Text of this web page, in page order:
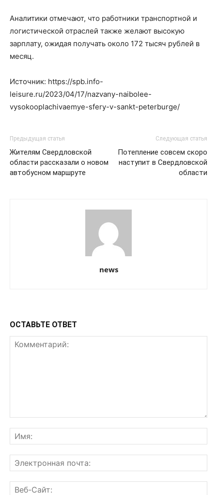
Аналитики отмечают, что работники транспортной и
логистической отраслей также желают высокую
зарплату, ожидая получать около 172 тысяч рублей в
месяц.
Источник: https://spb.info-
leisure.ru/2023/04/17/nazvany-naibolee-
vysokooplachivaemye-sfery-v-sankt-peterburge/
Предыдущая статья
Жителям Свердловской
области рассказали о новом
автобусном маршруте
Следующая статья
Потепление совсем скоро
наступит в Свердловской
области
news
ОСТАВЬТЕ ОТВЕТ